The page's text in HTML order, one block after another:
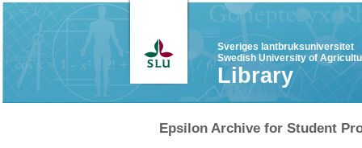
Sveriges lantbruksuniversitet
Swedish University of
Library
Epsilon Archive for Student